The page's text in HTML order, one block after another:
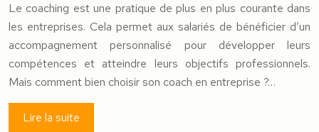
Le coaching est une pratique de plus en plus courante dans
les entreprises. Cela permet aux salariés de bénéficier d’un
accompagnement personnalisé pour développer leurs
compétences et atteindre leurs objectifs professionnels.
Mais comment bien choisir son coach en entreprise ?…
Lire la suite